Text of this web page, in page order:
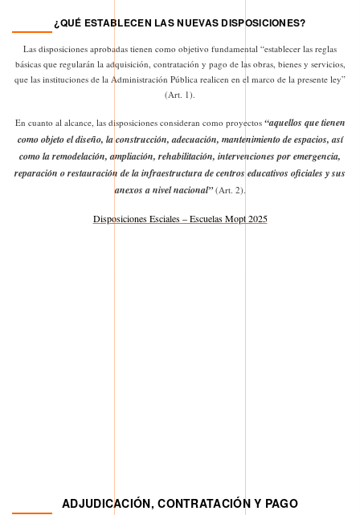
¿QUÉ ESTABLECEN LAS NUEVAS DISPOSICIONES?
Las disposiciones aprobadas tienen como objetivo fundamental “establecer las reglas
básicas que regularán la adquisición, contratación y pago de las obras, bienes y servicios,
que las instituciones de la Administración Pública realicen en el marco de la presente ley”
(Art. 1).
En cuanto al alcance, las disposiciones consideran como proyectos “aquellos que tienen
como objeto el diseño, la construcción, adecuación, mantenimiento de espacios, así
como la remodelación, ampliación, rehabilitación, intervenciones por emergencia,
reparación o restauración de la infraestructura de centros educativos oficiales y sus
anexos a nivel nacional”(Art. 2).
Disposiciones Esciales – Escuelas Mopt 2025
ADJUDICACIÓN, CONTRATACIÓN Y PAGO